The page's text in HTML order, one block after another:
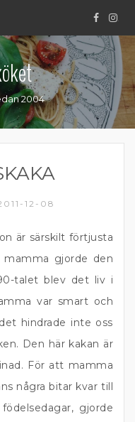
.
2004
12-08
är särskilt förtjusta
mamma gjorde den
talet blev det liv i
var smart och
hindrade inte oss
Den här kakan är
För att mamma
några bitar kvar till
gjorde